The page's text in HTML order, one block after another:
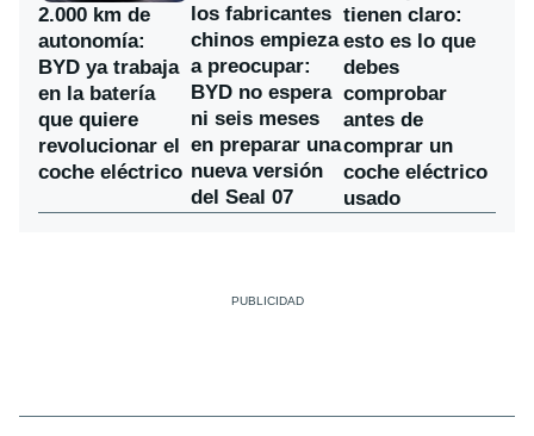
2.000 km de
autonomía:
BYD ya trabaja
en la batería
que quiere
revolucionar el
coche eléctrico
los fabricantes
chinos empieza
a preocupar:
BYD no espera
ni seis meses
en preparar una
nueva versión
del Seal 07
tienen claro:
esto es lo que
debes
comprobar
antes de
comprar un
coche eléctrico
usado